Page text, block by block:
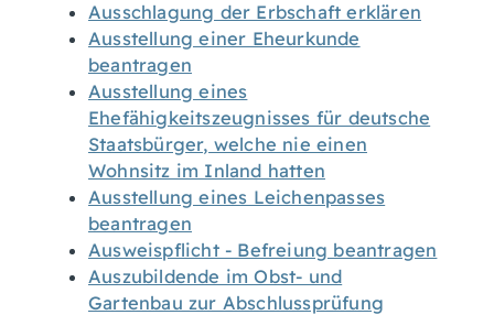
Ausschlagung der Erbschaft erklären
Ausstellung einer Eheurkunde
beantragen
Ausstellung eines
Ehefähigkeitszeugnisses für deutsche
Staatsbürger, welche nie einen
Wohnsitz im Inland hatten
Ausstellung eines Leichenpasses
beantragen
Ausweispflicht - Befreiung beantragen
Auszubildende im Obst- und
Gartenbau zur Abschlussprüfung